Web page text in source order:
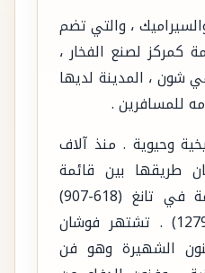
، والتي تضم
كمركز لصنع الفخار ،
شون ، المدينة لديها
للمسافرين .
وحيوية . منذ آلاف
طريقها بين قائمة
المدن الأربعة المعروفة في تانغ (618-907)
وسلالات سونغ (960-1279) . تشتهر فوشان
الشهيرة وهو فن